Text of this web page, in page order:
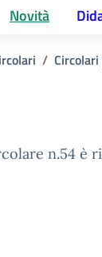
Novità
n.54 è